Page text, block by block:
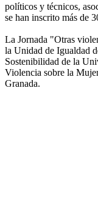
políticos y técnicos,
se han inscrito más de
La Jornada "Otras
la Unidad de Igualdad
Sostenibilidad de la
Violencia sobre la
Granada.